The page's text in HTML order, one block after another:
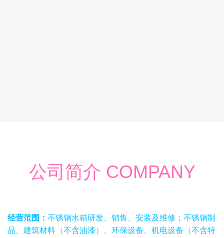
公司简介 COMPANY
经营范围： 不锈钢水箱研发、销售、安装及维修；不锈钢制
品、建筑材料（不含油漆）、环保设备、机电设备（不含特